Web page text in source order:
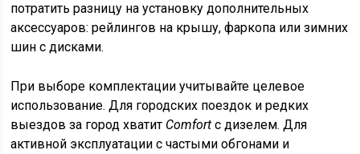
потратить разницу на установку дополнительных
аксессуаров: рейлингов на крышу, фаркопа или зимних
шин с дисками.
При выборе комплектации учитывайте целевое
использование. Для городских поездок и редких
выездов за город хватит Comfort с дизелем. Для
активной эксплуатации с частыми обгонами и